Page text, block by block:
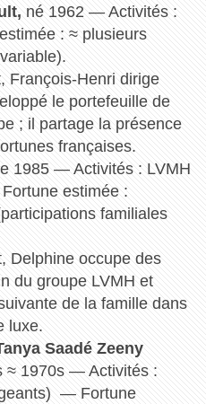
né 1962 — Activités :
: ≈ plusieurs
François-Henri dirige
le portefeuille de
; il partage la présence
françaises.
1985 — Activités : LVMH
estimée :
familiales
Delphine occupe des
du groupe LVMH et
de la famille dans
luxe.
Saadé Zeeny
≈ 1970s — Activités :
— Fortune